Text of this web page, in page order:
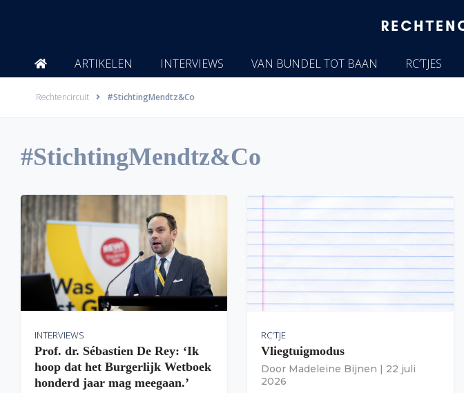
ARTIKELEN INTERVIEWS VAN BUNDEL TOT BAAN RC’TJES
Rechtencircuit #StichtingMendtz&Co
#StichtingMendtz&Co
INTERVIEWS
Prof. dr. Sébastien De Rey: ‘Ik
hoop dat het Burgerlijk Wetboek
honderd jaar mag meegaan.’
RC'TJE
Vliegtuigmodus
Door Madeleine Bijnen | 22 juli
2026